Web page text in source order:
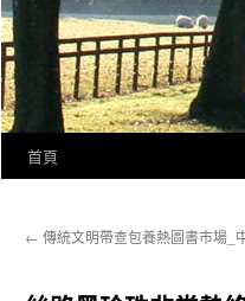
首頁
← 傳統文明帶查包養熱圖書市場_